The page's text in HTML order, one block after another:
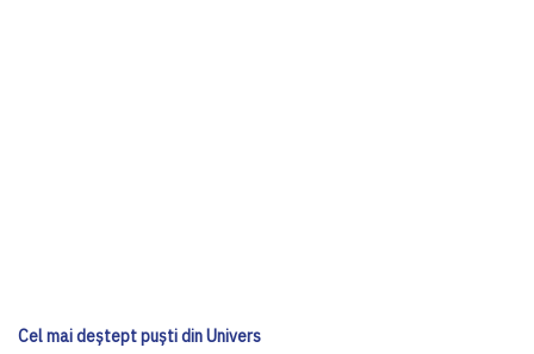
Cel mai deștept puști din Univers